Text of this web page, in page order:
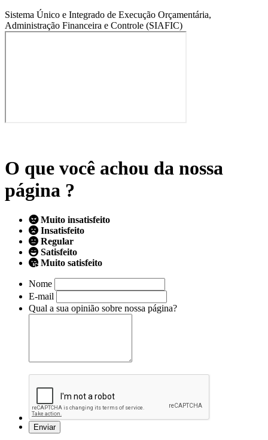
Sistema Único e Integrado de Execução Orçamentária,
Administração Financeira e Controle (SIAFIC)
O que você achou da nossa
página ?
Muito insatisfeito
Insatisfeito
Regular
Satisfeito
Muito satisfeito
Nome
E-mail
Qual a sua opinião sobre nossa página?